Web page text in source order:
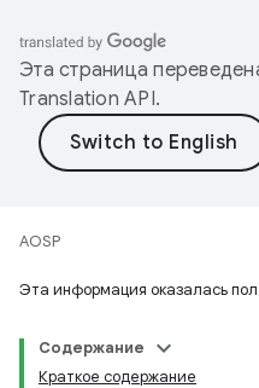
Эта страница
Translation API.
AOSP
Эта информация оказалась
Содержание
Краткое содержание